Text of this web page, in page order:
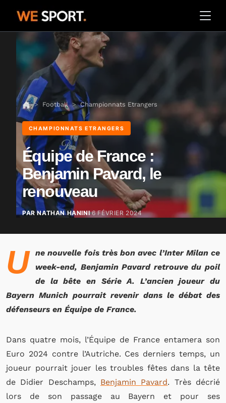
Football Championnats Etrangers
CHAMPIONNATS ETRANGERS
Équipe de France :
Benjamin Pavard, le
renouveau
PAR NATHAN HANINI 6 FÉVRIER 2024
U
ne nouvelle fois très bon avec l’Inter Milan ce
week-end, Benjamin Pavard retrouve du poil
de la bête en Série A. L’ancien joueur du
Bayern Munich pourrait revenir dans le débat des
défenseurs en Équipe de France.
Dans quatre mois, l’Équipe de France entamera son
Euro 2024 contre l’Autriche. Ces derniers temps, un
joueur pourrait jouer les troubles fêtes dans la tête
de Didier Deschamps, Benjamin Pavard. Très décrié
lors de son passage au Bayern et pour ses